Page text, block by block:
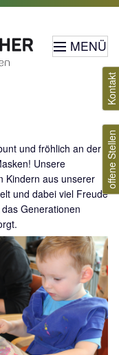
MENÜ
und fröhlich an der
Unsere
Kindern aus unserer
und dabei viel Freude
Generationen
Kontakt
offene Stellen